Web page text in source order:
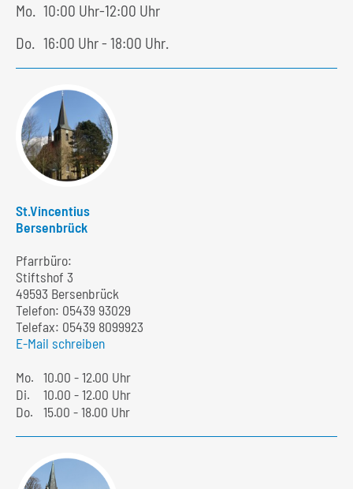
Mo.
10:00 Uhr-12:00 Uhr
Do.
16:00 Uhr - 18:00 Uhr.
St.Vincentius
Bersenbrück
Pfarrbüro:
Stiftshof 3
49593 Bersenbrück
Telefon: 05439 93029
Telefax: 05439 8099923
E-Mail schreiben
Mo. 10.00 - 12.00 Uhr
Di.
10.00 - 12.00 Uhr
Do.
15.00 - 18.00 Uhr